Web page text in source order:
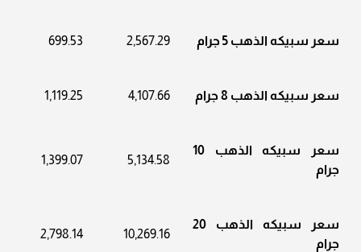
سعر سبيكه الذهب 5 جرام 2,567.29
699.53
سعر سبيكه الذهب 8 جرام 4,107.66
1,119.25
سعر سبيكه الذهب 10
جرام
5,134.58
1,399.07
سعر سبيكه الذهب 20
جرام
10,269.16
2,798.14